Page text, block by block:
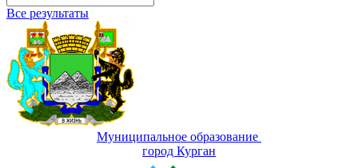
Все результаты
Муниципальное образование
город Курган